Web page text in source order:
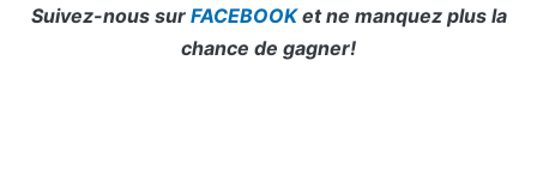
Suivez-nous sur FACEBOOKet ne manquez plus la
chance de gagner!